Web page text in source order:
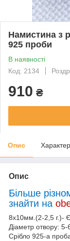
Намистина з
925 проби
В наявності
Код: 2134
910 ₴
Опис
Опис
Більше
знайти на
8х10мм.(2-2,5 г.)-
Діаметр отвору:
Срібло 925-а